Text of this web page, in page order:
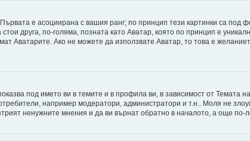
е асоциирана с вашия ранг; по принцип тези картинки са
друга, по-голяма, позната като Аватар, която по принцип е
Аватарите. Ако не можете да използвате Аватар, то това е
под името ви в темите и в профила ви, в зависимост от Темата
например модератори, администратори и т.н.. Моля не
ненужните мнения и да ви върнат обратно в началото, а още по-